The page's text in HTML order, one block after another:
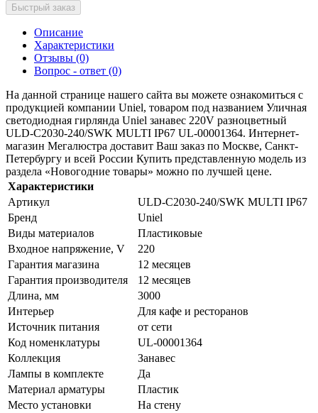
Быстрый заказ
Описание
Характеристики
Отзывы (0)
Вопрос - ответ (0)
На данной странице нашего сайта вы можете ознакомиться с
продукцией компании Uniel, товаром под названием Уличная
светодиодная гирлянда Uniel занавес 220V разноцветный
ULD-C2030-240/SWK MULTI IP67 UL-00001364. Интернет-
магазин Мегалюстра доставит Ваш заказ по Москве, Санкт-
Петербургу и всей России Купить представленную модель из
раздела «Новогодние товары» можно по лучшей цене.
Характеристики
Артикул
ULD-C2030-240/SWK MULTI IP67
Бренд
Uniel
Виды материалов
Пластиковые
Входное напряжение, V
220
Гарантия магазина
12 месяцев
Гарантия производителя
12 месяцев
Длина, мм
3000
Интерьер
Для кафе и ресторанов
Источник питания
от сети
Код номенклатуры
UL-00001364
Коллекция
Занавес
Лампы в комплекте
Да
Материал арматуры
Пластик
Место установки
На стену